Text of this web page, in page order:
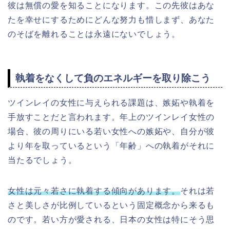
彼は無償の愛を知ることになります。この先彼はあな
たを幸せにするためにどんな努力も惜しまず、あなた
のそばを離れることは永遠にないでしょう。
執着をなくして負のエネルギーを取り除こう
ツインレイの女性に与えられる課題は、嫉妬や執着を
手放すことだと言われます。年上のツインレイ女性の
場合、彼の周りにいる若い女性への嫉妬や、自分が彼
より年を取っているという「年齢」への執着がそれに
当たるでしょう。
女性は元々若さに執着する傾向があります。それは若
さと美しさが比例しているという固定概念から来るも
のです。若い方が愛される、日本の女性は特にそう思